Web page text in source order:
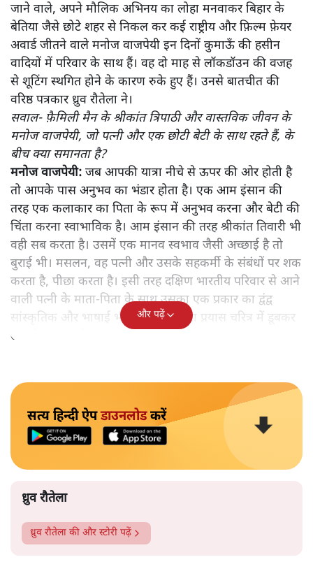
जाने वाले, अपने मौलिक अभिनय का लोहा मनवाकर बिहार के
बेतिया जैसे छोटे शहर से निकल कर कई राष्ट्रीय और फ़िल्म फ़ेयर
अवार्ड जीतने वाले मनोज वाजपेयी इन दिनों कुमाऊँ की हसीन
वादियों में परिवार के साथ हैं। वह दो माह से लॉकडॉउन की वजह
से शूटिंग स्थगित होने के कारण रुके हुए हैं। उनसे बातचीत की
वरिष्ठ पत्रकार ध्रुव रौतेला ने।
सवाल- फ़ैमिली मैन के श्रीकांत त्रिपाठी और वास्तविक जीवन के
मनोज वाजपेयी, जो पत्नी और एक छोटी बेटी के साथ रहते हैं, के
बीच क्या समानता है?
मनोज वाजपेयी: जब आपकी यात्रा नीचे से ऊपर की ओर होती है
तो आपके पास अनुभव का भंडार होता है। एक आम इंसान की
तरह एक कलाकार का पिता के रूप में अनुभव करना और बेटी की
चिंता करना स्वाभाविक है। आम इंसान की तरह श्रीकांत तिवारी भी
वही सब करता है। उसमें एक मानव स्वभाव जैसी अच्छाई है तो
बुराई भी। मसलन, वह पत्नी और उसके सहकर्मी के संबंधों पर शक
करता है, पीछा करता है। इसी तरह दक्षिण भारतीय परिवार से आने
वाली पत्नी के माता-पिता के साथ उसका एक प्रकार का द्वंद्व
सांस्कृतिक और भाषाई भी है। इसलिए मेरा प्रयास चरित्र में डूबकर
उसको बाहर लाने का रहता है।
और पढ़ें
सत्य हिन्दी ऐपडाउनलोडकरें
ध्रुव रौतेला
ध्रुव रौतेला की और स्टोरी पढ़ें